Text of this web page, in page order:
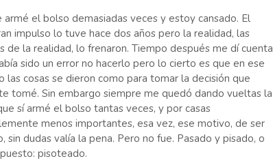
armé el bolso demasiadas veces y estoy cansado. El
impulso lo tuve hace dos años pero la realidad, las
de la realidad, lo frenaron. Tiempo después me dí cuenta
sido un error no hacerlo pero lo cierto es que en ese
las cosas se dieron como para tomar la decisión que
tomé. Sin embargo siempre me quedó dando vueltas la
sí armé el bolso tantas veces, y por casas
menos importantes, esa vez, ese motivo, de ser
sin dudas valía la pena. Pero no fue. Pasado y pisado, o
pisoteado.